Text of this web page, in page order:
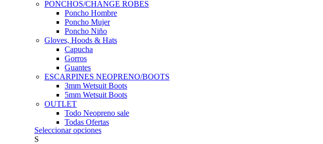
PONCHOS/CHANGE ROBES
Poncho Hombre
Poncho Mujer
Poncho Niño
Gloves, Hoods & Hats
Capucha
Gorros
Guantes
ESCARPINES NEOPRENO/BOOTS
3mm Wetsuit Boots
5mm Wetsuit Boots
OUTLET
Todo Neopreno sale
Todas Ofertas
Seleccionar opcionesEste
S